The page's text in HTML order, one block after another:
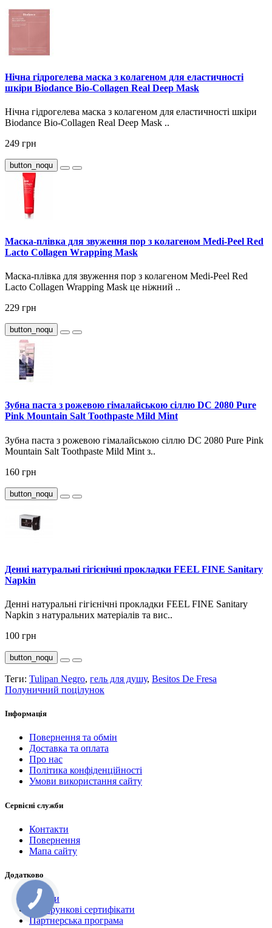
Нічна гідрогелева маска з колагеном для еластичності
шкіри Biodance Bio-Collagen Real Deep Mask
Нічна гідрогелева маска з колагеном для еластичності шкіри
Biodance Bio-Collagen Real Deep Mask ..
249 грн
button_noqu
Маска-плівка для звуження пор з колагеном Medi-Peel Red
Lacto Collagen Wrapping Mask
Маска-плівка для звуження пор з колагеном Medi-Peel Red
Lacto Collagen Wrapping Mask це ніжний ..
229 грн
button_noqu
Зубна паста з рожевою гімалайською сіллю DC 2080 Pure
Pink Mountain Salt Toothpaste Mild Mint
Зубна паста з рожевою гімалайською сіллю DC 2080 Pure Pink
Mountain Salt Toothpaste Mild Mint з..
160 грн
button_noqu
Денні натуральні гігієнічні прокладки FEEL FINE Sanitary
Napkin
Денні натуральні гігієнічні прокладки FEEL FINE Sanitary
Napkin з натуральних матеріалів та вис..
100 грн
button_noqu
Теги: Tulipan Negro, гель для душу, Besitos De Fresa
Полуничний поцілунок
Інформація
Повернення та обмін
Доставка та оплата
Про нас
Політика конфіденційності
Умови використання сайту
Сервісні служби
Контакти
Повернення
Мапа сайту
Додатково
Бренди
Подарункові сертифікати
Партнерська програма